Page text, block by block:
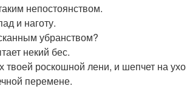
непостоянством.
и наготу.
убранством?
некий бес.
твоей роскошной лени, и шепчет на
перемене.